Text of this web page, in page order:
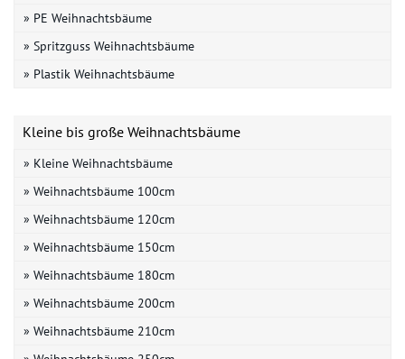
» PE Weihnachtsbäume
» Spritzguss Weihnachtsbäume
» Plastik Weihnachtsbäume
Kleine bis große Weihnachtsbäume
» Kleine Weihnachtsbäume
» Weihnachtsbäume 100cm
» Weihnachtsbäume 120cm
» Weihnachtsbäume 150cm
» Weihnachtsbäume 180cm
» Weihnachtsbäume 200cm
» Weihnachtsbäume 210cm